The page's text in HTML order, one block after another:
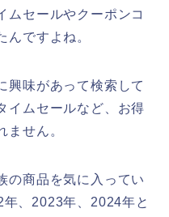
ムセールやクーポンコ
んですよね。
興味があって検索して
イムセールなど、お得
ません。
の商品を気に入ってい
、2023年、2024年と